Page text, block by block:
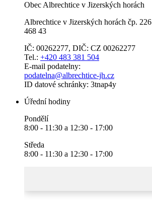
Obec Albrechtice v Jizerských horách
Albrechtice v Jizerských horách čp. 226
468 43
IČ: 00262277, DIČ: CZ 00262277
Tel.: +420 483 381 504
E-mail podatelny:
podatelna@albrechtice-jh.cz
ID datové schránky: 3tnap4y
Úřední hodiny
Pondělí
8:00 - 11:30 a 12:30 - 17:00
Středa
8:00 - 11:30 a 12:30 - 17:00